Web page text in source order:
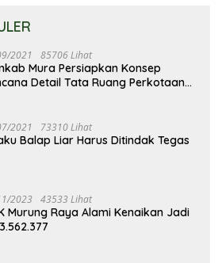
2021 85706 Lihat
Mura Persiapkan Konsep
Detail Tata Ruang Perkotaan
2021 73310 Lihat
Balap Liar Harus Ditindak Tegas
2023 43533 Lihat
Murung Raya Alami Kenaikan Jadi